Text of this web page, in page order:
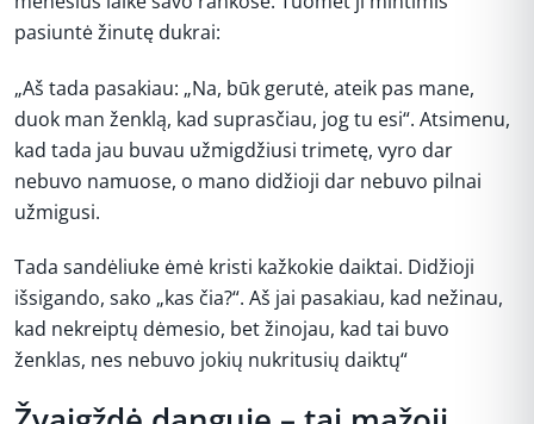
pasiuntė žinutę dukrai:
„Aš tada pasakiau: „Na, būk gerutė, ateik pas mane,
duok man ženklą, kad suprasčiau, jog tu esi“. Atsimenu,
kad tada jau buvau užmigdžiusi trimetę, vyro dar
nebuvo namuose, o mano didžioji dar nebuvo pilnai
užmigusi.
Tada sandėliuke ėmė kristi kažkokie daiktai. Didžioji
išsigando, sako „kas čia?“. Aš jai pasakiau, kad nežinau,
kad nekreiptų dėmesio, bet žinojau, kad tai buvo
ženklas, nes nebuvo jokių nukritusių daiktų“